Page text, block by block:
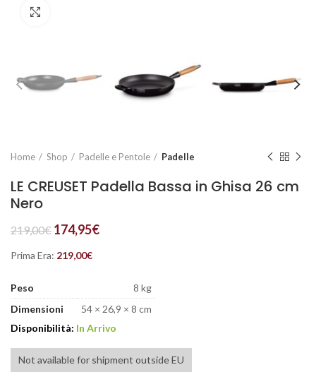
Home Shop Padelle e Pentole Padelle
LE CREUSET Padella Bassa in Ghisa 26 cm
Nero
219,00€ 174,95€
Prima Era: 219,00€
Peso
8 kg
Dimensioni
54 × 26,9 × 8 cm
Disponibilità: In Arrivo
Not available for shipment outside EU